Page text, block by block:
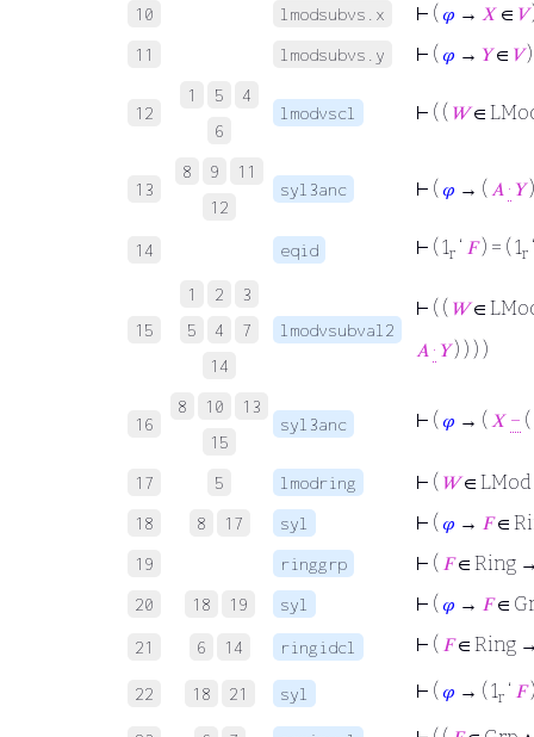
10 lmodsubvs.x ⊢ ( 𝜑 → 𝑋 ∈ 𝑉
11 lmodsubvs.y ⊢ ( 𝜑 → 𝑌∈ 𝑉)
12
1 5
4
6
lmodvscl ⊢ ( ( 𝑊∈
13
8 9
11
12
syl3anc ⊢ ( 𝜑 → ( 𝐴 · 𝑌
14 eqid ⊢ ( 1r ‘ 𝐹) = ( 1r
15
1 2
3
5
4
7
14
lmodvsubval2
⊢ ( ( 𝑊∈
𝐴 · 𝑌) ) ) )
16
8 10
13
15
syl3anc ⊢ ( 𝜑 → ( 𝑋 − (
17 5 lmodring ⊢ ( 𝑊∈
18 8 17 syl ⊢ ( 𝜑 → 𝐹∈
19 ringgrp ⊢ ( 𝐹∈ Ring
20 18 19 syl ⊢ ( 𝜑 → 𝐹∈
21 6 14 ringidcl ⊢ ( 𝐹∈ Ring →
22 18 21 syl ⊢ ( 𝜑 → ( 1r ‘ 𝐹